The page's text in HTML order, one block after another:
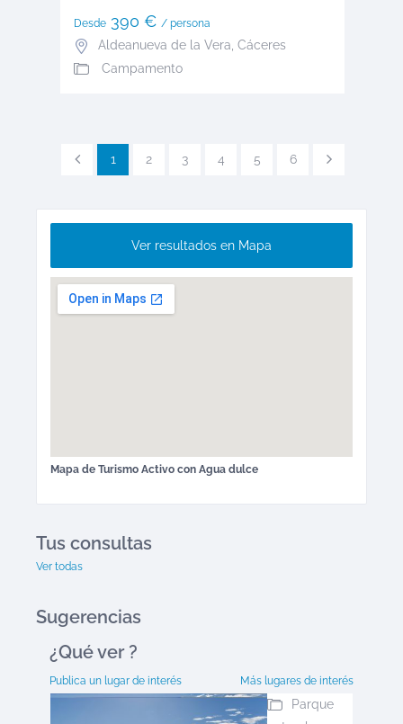
Desde390 € / persona
Aldeanueva de la Vera, Cáceres
Campamento
1 2 3 4 5 6
Ver resultados en Mapa
Mapa de Turismo Activo con Agua dulce
Tus consultas
Ver todas
Sugerencias
¿Qué ver ?
Publica un lugar de interés Más lugares de interés
Parque